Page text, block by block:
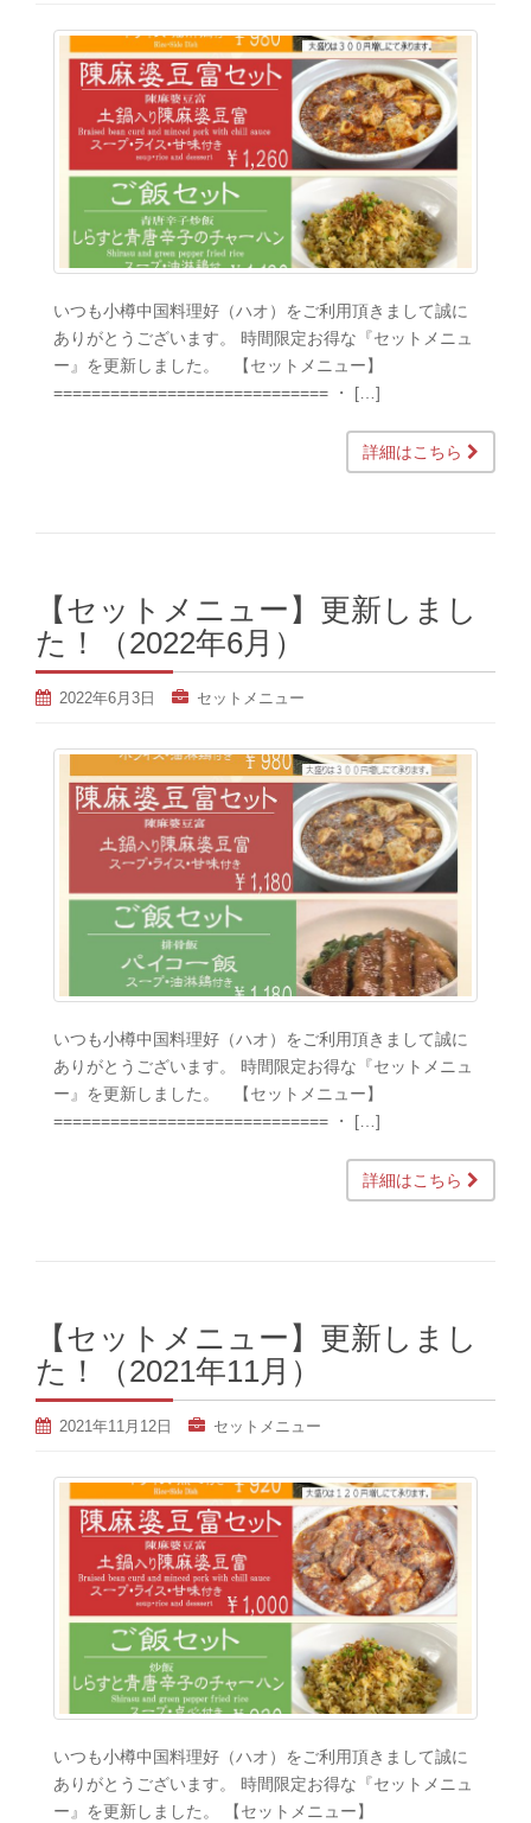
いつも小樽中国料理好（ハオ）をご利用頂きまして誠に
ありがとうございます。 時間限定お得な『セットメニュ
ー』を更新しました。 【セットメニュー】
============================= ・ […]
詳細はこちら
【セットメニュー】更新しまし
た！（2022年6月）
2022年6月3日 セットメニュー
いつも小樽中国料理好（ハオ）をご利用頂きまして誠に
ありがとうございます。 時間限定お得な『セットメニュ
ー』を更新しました。 【セットメニュー】
============================= ・ […]
詳細はこちら
【セットメニュー】更新しまし
た！（2021年11月）
2021年11月12日 セットメニュー
いつも小樽中国料理好（ハオ）をご利用頂きまして誠に
ありがとうございます。 時間限定お得な『セットメニュ
ー』を更新しました。 【セットメニュー】